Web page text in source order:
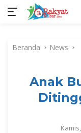
kontenBeranda News
Anak